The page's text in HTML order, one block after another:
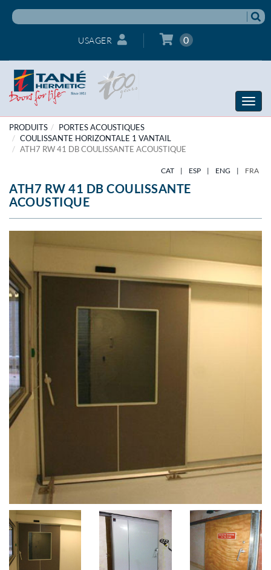
USAGER 0
Toggle
PRODUITS
PORTES ACOUSTIQUES
COULISSANTE HORIZONTALE 1 VANTAIL
ATH7 RW 41 DB COULISSANTE ACOUSTIQUE
CAT | ESP | ENG | FRA
ATH7 RW 41 DB COULISSANTE
ACOUSTIQUE